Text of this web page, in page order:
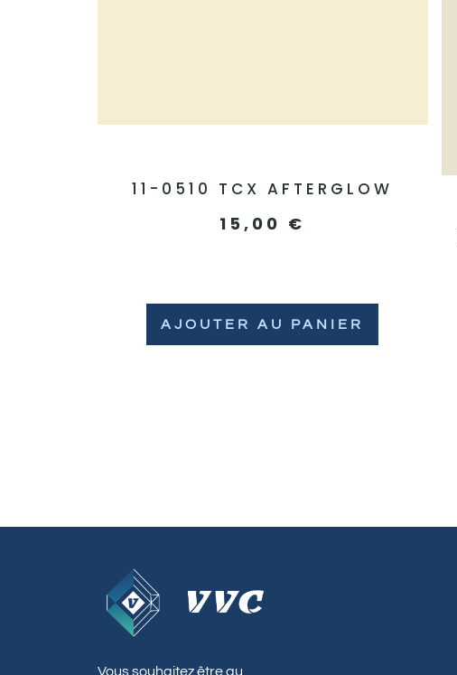
11-0510 TCX AFTERGLOW
15,00 €
AJOUTER AU PANIER
Vous souhaitez être au